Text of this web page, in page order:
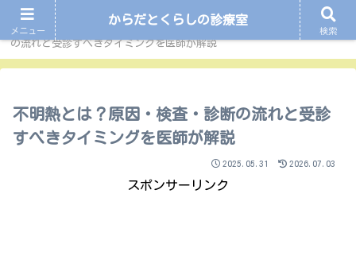
ホーム 症状から探す
不明熱とは？原因・検査・診断
の流れと受診すべきタイミングを医師が解説
不明熱とは？原因・検査・診断の流れと受診
すべきタイミングを医師が解説
2025.05.31 2026.07.03
スポンサーリンク
メニュー
からだとくらしの診療室
検索